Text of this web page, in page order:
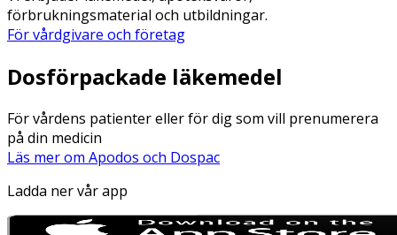
förbrukningsmaterial och utbildningar.
För vårdgivare och företag
Dosförpackade läkemedel
För vårdens patienter eller för dig som vill prenumerera
på din medicin
Läs mer om Apodos och Dospac
Ladda ner vår app